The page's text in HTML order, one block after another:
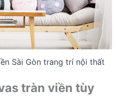
Sài Gòn trang trí nội thất
tràn viền tùy